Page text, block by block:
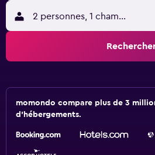
2 personnes, 1 chambre
momondo compare plus de 3
d'hébergements.